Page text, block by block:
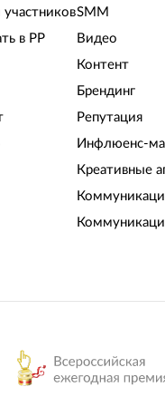
в РР
SMM
Видео
Контент
Брендинг
Репутация
Инфлюенс-
Креативные